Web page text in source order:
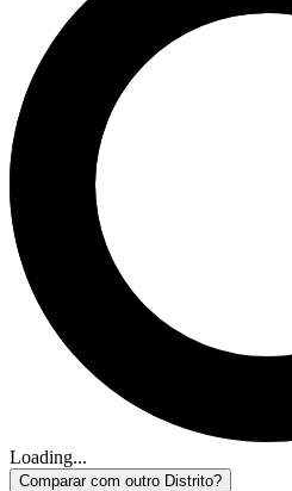
Loading...
Comparar com outro Distrito?